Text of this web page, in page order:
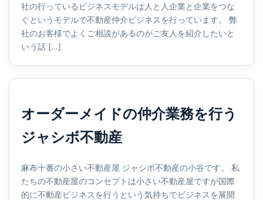
社の行っているビジネスモデルは人と人企業と企業をつな
ぐというモデルで不動産仲介ビジネスを行っています。 弊
社のお客様でよくご相談があるのがご友人を紹介したいと
いう話 […]
オーダーメイドの仲介業務を行う
ジャシボ不動産
麻布十番の小さい不動産屋 ジャシボ不動産の小谷です。 私
たちの不動産屋のコンセプトは小さい不動産屋ですが国際
的に不動産ビジネスを行うという気持ちでビジネスを展開